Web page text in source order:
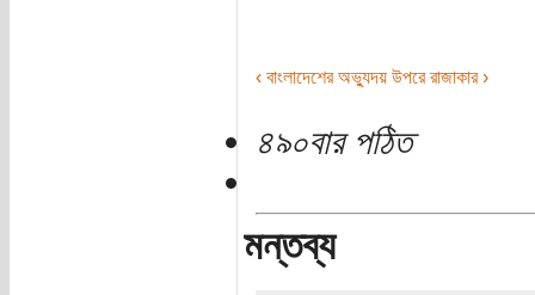
‹ বাংলাদেশের অভ্যুদয় উপরে রাজাকার ›
৪৯০বার পঠিত
মন্তব্য